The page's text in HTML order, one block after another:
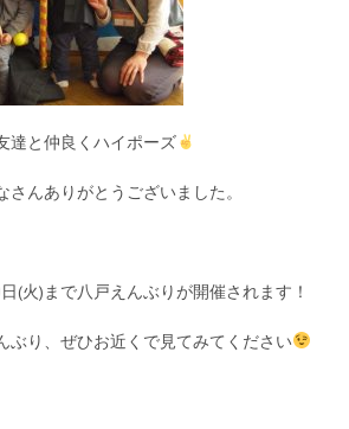
達と仲良くハイポーズ
んありがとうございました。
(火)まで八戸えんぶりが開催されます！
ぶり、ぜひお近くで見てみてください